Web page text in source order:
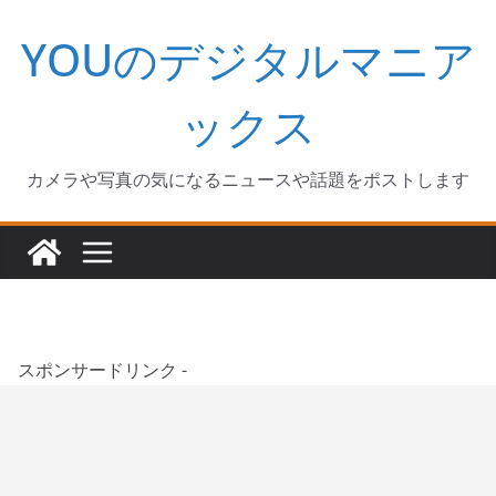
キ
YOUのデジタルマニア
ックス
カメラや写真の気になるニュースや話題をポストします
スポンサードリンク -